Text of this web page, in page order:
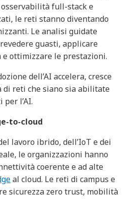
full-stack e
le reti stanno diventando
Le analisi guidate
guasti, applicare
e ottimizzare le prestazioni.
dell’AI accelera, cresce
di reti che siano sia abilitate
l’AI.
to-cloud
lavoro ibrido, dell’IoT e dei
le organizzazioni hanno
coerente e ad alte
al cloud. Le reti di campus e
sicurezza zero trust, mobilità